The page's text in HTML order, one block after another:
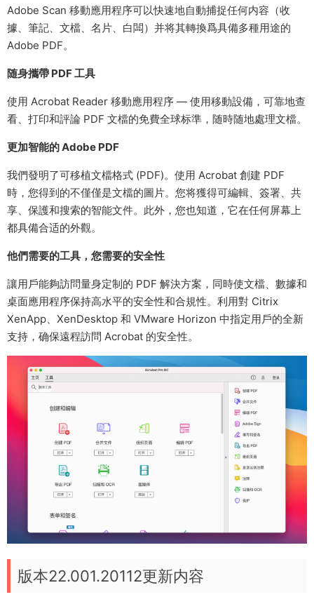
Adobe Scan 移動應用程序可以快速地自動捕捉任何内容（收
據、筆記、文檔、名片、白闆）并将其轉換爲具備多種用途的
Adobe PDF。
随身攜帶 PDF 工具
使用 Acrobat Reader 移動應用程序 — 使用移動設備，可靠地查
看、打印和評論 PDF 文檔的免費全球标準，随時随地處理文檔。
更加智能的 Adobe PDF
我們發明了可移植文檔格式 (PDF)。使用 Acrobat 創建 PDF
時，您得到的不僅僅是文檔的圖片。您将獲得可編輯、簽署、共
享、保護和搜索的智能文件。此外，您也知道，它在任何屏幕上
都具備合适的外觀。
他們需要的工具，您需要的安全性
讓用戶能夠訪問量身定制的 PDF 解決方案，同時使文檔、數據和
桌面應用程序保持高水平的安全性和合規性。利用對 Citrix
XenApp、XenDesktop 和 VMware Horizon 中指定用戶的全新
支持，确保遠程訪問 Acrobat 的安全性。
版本22.001.20112更新内容